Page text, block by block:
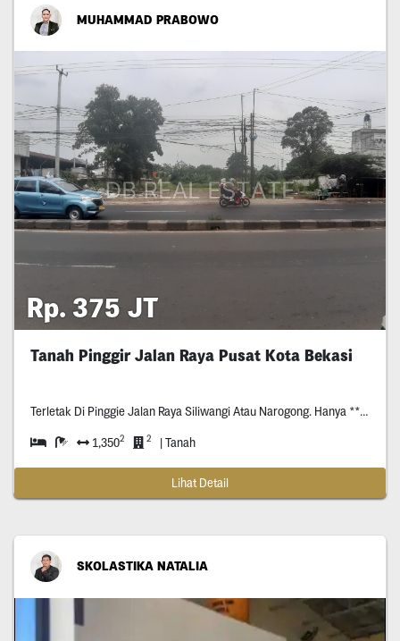
MUHAMMAD PRABOWO
Rp. 375 JT
Tanah Pinggir Jalan Raya Pusat Kota Bekasi
Terletak Di Pinggie Jalan Raya Siliwangi Atau Narogong. Hanya *** Meter Dari Universitas Trisakti Zonasi Pendidikan: Cocok Untuk Bangun Pusat Olahraga, Kebugaran, Kuliner, Fnb
1,3502 2 | Tanah
Lihat Detail
SKOLASTIKA NATALIA